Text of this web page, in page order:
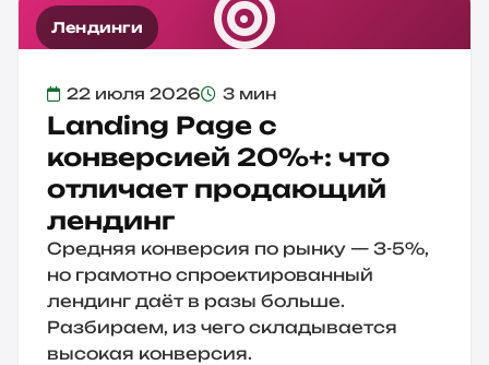
Лендинги
22 июля 2026 3 мин
Landing Page с
конверсией 20%+: что
отличает продающий
лендинг
Средняя конверсия по рынку — 3-5%,
но грамотно спроектированный
лендинг даёт в разы больше.
Разбираем, из чего складывается
высокая конверсия.